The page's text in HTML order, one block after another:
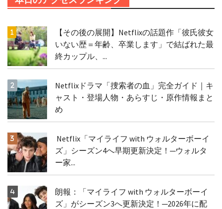
【その後の展開】Netflixの話題作「彼氏彼女
いない歴＝年齢、卒業します」で結ばれた最
終カップル、...
Netflixドラマ「捜索者の血」完全ガイド｜キ
ャスト・登場人物・あらすじ・原作情報まと
め
Netflix「マイライフ with ウォルターボーイ
ズ」シーズン4へ早期更新決定！─ウォルタ
ー家...
朗報：「マイライフ with ウォルターボーイ
ズ」がシーズン3へ更新決定！─2026年に配